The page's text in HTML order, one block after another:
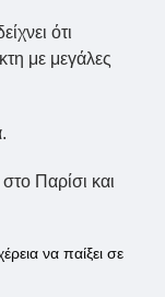
ότι
με μεγάλες
Παρίσι και
να παίξει σε